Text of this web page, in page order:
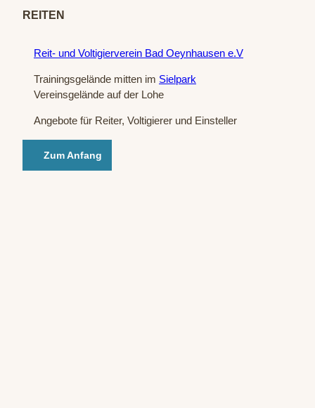
e
REITEN
Reit- und Voltigierverein Bad Oeynhausen e.V
Trainingsgelände mitten im Sielpark
Vereinsgelände auf der Lohe
Angebote für Reiter, Voltigierer und Einsteller
Zum Anfang